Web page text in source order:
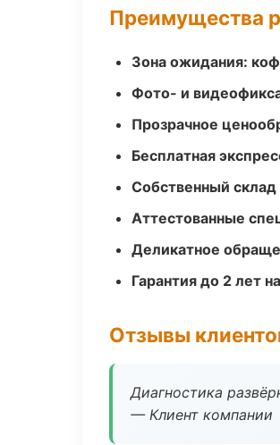
Преимущества
Зона ожидания:
Фото- и
Прозрачное
Бесплатная
Собственный
Аттестованные
Деликатное
Гарантия до 2 лет
Отзывы
Диагностика
— Клиент компании